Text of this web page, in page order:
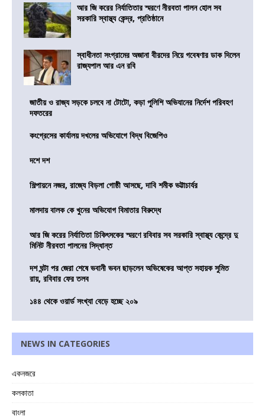
আর জি করের নির্যাতিতার স্মরণে নীরবতা পালন হোল সব
সরকারি স্বাস্থ্য কেন্দ্র, প্রতিষ্ঠানে
স্বাধীনতা সংগ্রামের অজানা বীরদের নিয়ে গবেষণার ডাক দিলেন
রাজ্যপাল আর এন রবি
জাতীয় ও রাজ্য সড়কে চলবে না টোটো, কড়া পুলিশি অভিযানের নির্দেশ পরিবহণ
দফতরের
কংগ্রেসের কার্যালয় দখলের অভিযোগে বিদ্ধ বিজেপিও
দশে দশ
শিল্পায়নে নজর, রাজ্যে বিড়লা গোষ্ঠী আসছে, দাবি শমীক ভট্টাচার্যর
মালদায় বালক কে খুনের অভিযোগ বিমাতার বিরুদ্ধে
আর জি করের নির্যাতিতা চিকিৎসকের স্মরণে রবিবার সব সরকারি স্বাস্থ্য কেন্দ্রে দু
মিনিট নীরবতা পালনের সিদ্ধান্ত
দশ ঘন্টা পর জেরা শেষে ভবানী ভবন ছাড়লেন অভিষেকের আপ্ত সহায়ক সুমিত
রায়, রবিবার ফের তলব
১৪৪ থেকে ওয়ার্ড সংখ্যা বেড়ে হচ্ছে ২০৯
NEWS IN CATEGORIES
একনজরে
কলকাতা
বাংলা